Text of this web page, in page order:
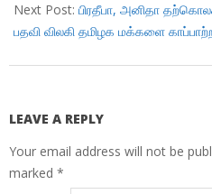
Next Post: பிரதீபா, அனிதா
பதவி விலகி தமிழக மக்களை
LEAVE A REPLY
Your email address will not be
marked *